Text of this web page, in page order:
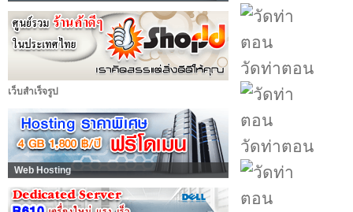
เว็บสำเร็จรูป
Web Hosting
วัดท่าตอน
วัดท่าตอน